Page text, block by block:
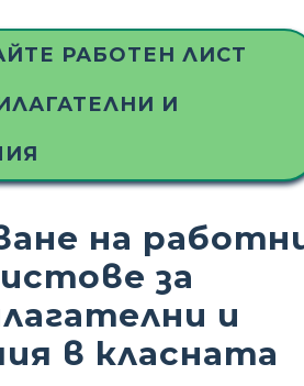
РАБОТЕН ЛИСТ
И
на
за
и
в класната